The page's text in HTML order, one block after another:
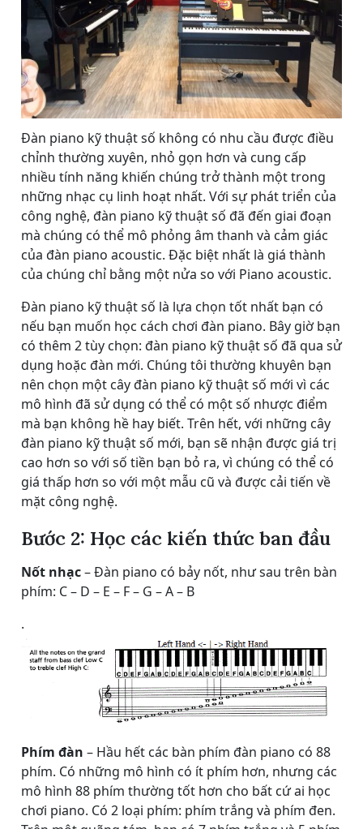
Đàn piano kỹ thuật số không có nhu cầu được điều
chỉnh thường xuyên, nhỏ gọn hơn và cung cấp
nhiều tính năng khiến chúng trở thành một trong
những nhạc cụ linh hoạt nhất. Với sự phát triển của
công nghệ, đàn piano kỹ thuật số đã đến giai đoạn
mà chúng có thể mô phỏng âm thanh và cảm giác
của đàn piano acoustic. Đặc biệt nhất là giá thành
của chúng chỉ bằng một nửa so với Piano acoustic.
Đàn piano kỹ thuật số là lựa chọn tốt nhất bạn có
nếu bạn muốn học cách chơi đàn piano. Bây giờ bạn
có thêm 2 tùy chọn: đàn piano kỹ thuật số đã qua sử
dụng hoặc đàn mới. Chúng tôi thường khuyên bạn
nên chọn một cây đàn piano kỹ thuật số mới vì các
mô hình đã sử dụng có thể có một số nhược điểm
mà bạn không hề hay biết. Trên hết, với những cây
đàn piano kỹ thuật số mới, bạn sẽ nhận được giá trị
cao hơn so với số tiền bạn bỏ ra, vì chúng có thể có
giá thấp hơn so với một mẫu cũ và được cải tiến về
mặt công nghệ.
Bước 2: Học các kiến ​​thức ban đầu
Nốt nhạc– Đàn piano có bảy nốt, như sau trên bàn
phím: C – D – E – F – G – A – B
.
Phím đàn – Hầu hết các bàn phím đàn piano có 88
phím. Có những mô hình có ít phím hơn, nhưng các
mô hình 88 phím thường tốt hơn cho bất cứ ai học
chơi piano. Có 2 loại phím: phím trắng và phím đen.